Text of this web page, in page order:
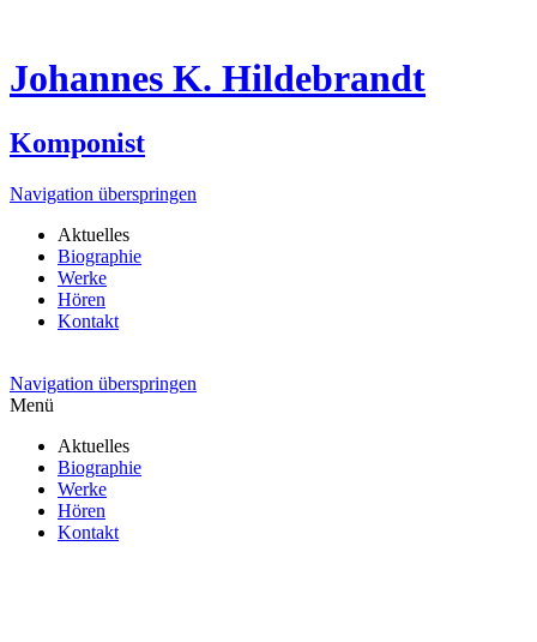
Johannes K. Hildebrandt
Komponist
Navigation überspringen
Aktuelles
Biographie
Werke
Hören
Kontakt
Navigation überspringen
Menü
Aktuelles
Biographie
Werke
Hören
Kontakt